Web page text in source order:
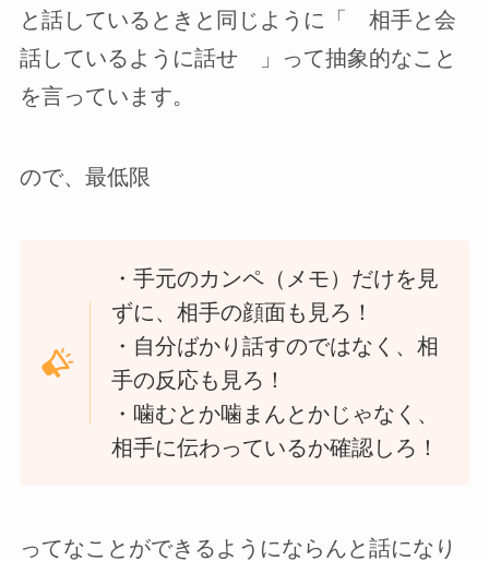
と話しているときと同じように「 相手と会
話しているように話せ 」って抽象的なこと
を言っています。
ので、最低限
・手元のカンペ（メモ）だけを見
ずに、相手の顔面も見ろ！
・自分ばかり話すのではなく、相
手の反応も見ろ！
・噛むとか噛まんとかじゃなく、
相手に伝わっているか確認しろ！
ってなことができるようにならんと話になり